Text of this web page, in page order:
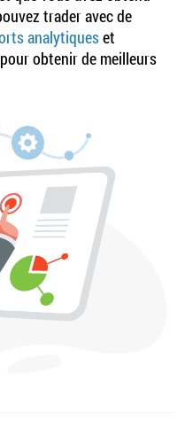
trader avec de
analytiqueset
pour obtenir de meilleurs